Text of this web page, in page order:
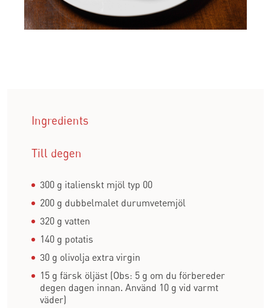
Ingredients
Till degen
300 g italienskt mjöl typ 00
200 g dubbelmalet durumvetemjöl
320 g vatten
140 g potatis
30 g olivolja extra virgin
15 g färsk öljäst (Obs: 5 g om du förbereder
degen dagen innan. Använd 10 g vid varmt
väder)